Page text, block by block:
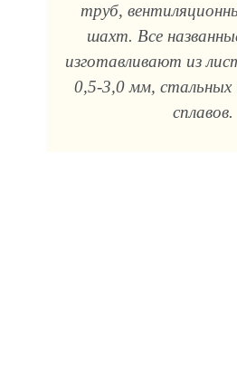
труб,
шахт. Все
изготавливают из
0,5-3,0 мм, стальных
сплавов.